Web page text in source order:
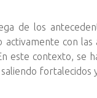
de los
con
este contexto, se